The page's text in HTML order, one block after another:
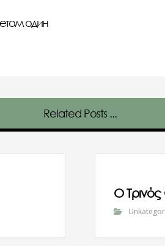
один
Related Posts ...
Ο Τρινός